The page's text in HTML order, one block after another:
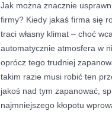
Jak można znacznie
firmy? Kiedy jakaś firma się
traci własny klimat – choć
automatycznie atmosfera w
oprócz tego trudniej
takim razie musi robić ten
jakoś nad tym zapanować,
najmniejszego kłopotu